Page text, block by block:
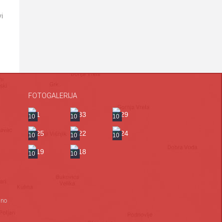
FOTOGALERIJA
10 10 10
10 10 10
10 10